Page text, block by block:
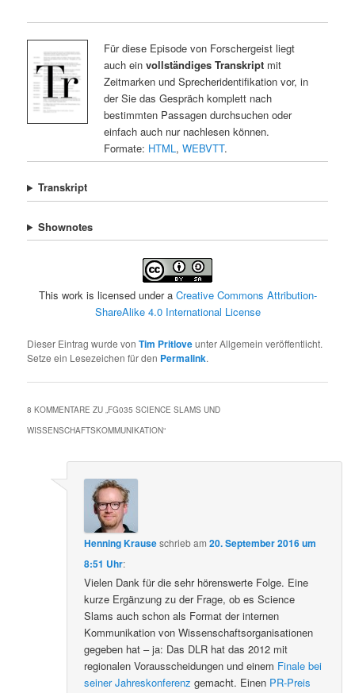
Für diese Episode von Forschergeist liegt
auch ein vollständiges Transkriptmit
Zeitmarken und Sprecheridentifikation vor, in
der Sie das Gespräch komplett nach
bestimmten Passagen durchsuchen oder
einfach auch nur nachlesen können.
Formate: HTML , WEBVTT.
Transkript
Shownotes
This work is licensed under a Creative Commons Attribution-
ShareAlike 4.0 International License
Dieser Eintrag wurde vonTim Pritloveunter Allgemein veröffentlicht.
Setze ein Lesezeichen für den Permalink.
8 KOMMENTARE ZU „FG035 SCIENCE SLAMS UND
WISSENSCHAFTSKOMMUNIKATION“
Henning Krauseschriebam20. September 2016 um
8:51 Uhr:
Vielen Dank für die sehr hörenswerte Folge. Eine
kurze Ergänzung zu der Frage, ob es Science
Slams auch schon als Format der internen
Kommunikation von Wissenschaftsorganisationen
gegeben hat – ja: Das DLR hat das 2012 mit
regionalen Vorausscheidungen und einem Finale bei
seiner Jahreskonferenz gemacht. Einen PR-Preis